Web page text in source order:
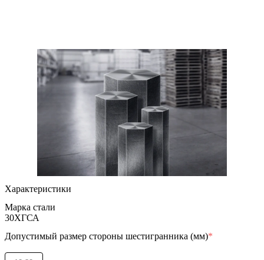
Характеристики
Марка стали
30ХГСА
Допустимый размер стороны шестигранника (мм)*